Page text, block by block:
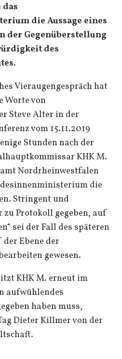
die Aussage eines
der Gegenüberstellung
des
Vieraugengespräch hat
Worte von
Steve Alter in der
vom 15.11.2019
Stunden nach der
KHK M.
Nordrheinwestfalen
die
Stringent und
zu Protokoll gegeben, auf
sei der Fall des späteren
Ebene der
gewesen.
KHK M. erneut im
aufwühlendes
haben muss,
Dieter Killmer von der